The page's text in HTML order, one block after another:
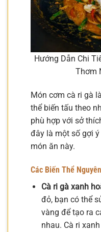
Hướng Dẫn Chi
Thơm
Món cơm cà ri gà
thể biến tấu theo
phù hợp với sở
đây là một số gợi
món ăn này.
Các Biến Thể
Cà ri gà xanh
đỏ, bạn có thể
vàng để tạo ra
nhau. Cà ri